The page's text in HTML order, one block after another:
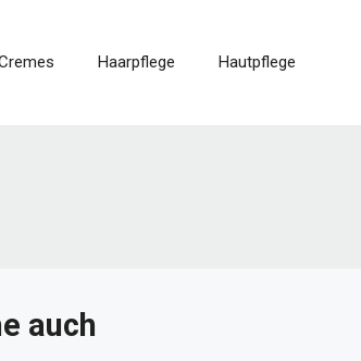
Haarpflege Hautpflege
auch